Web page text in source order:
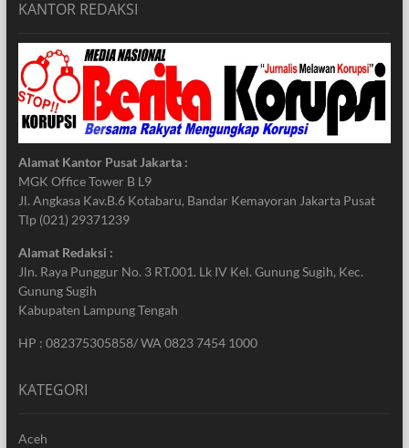
KANTOR REDAKSI
Alamat Kantor Pusat Jakarta :
MGK Office Tower B L9
Jl. Angkasa Kav.B.6 Kotabaru, Bandar Kemayoran Jakarta Pusat
Tlp (021) 29371239
Alamat Redaksi :
Jln. Raya Punggur No. 3 RT.001. Lk IV Kel. Gunung Sugih, Kec.
Gunung Sugih
Kabupaten Lampung Tengah
HP : 082375305858/ WA 0823 7454 1000
KATEGORI
Aceh